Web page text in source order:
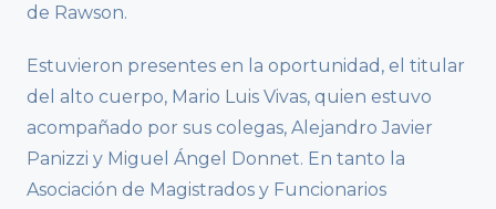
de Rawson.
Estuvieron presentes en la oportunidad, el titular
del alto cuerpo, Mario Luis Vivas, quien estuvo
acompañado por sus colegas, Alejandro Javier
Panizzi y Miguel Ángel Donnet. En tanto la
Asociación de Magistrados y Funcionarios